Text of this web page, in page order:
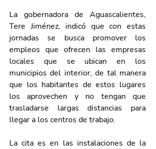
La gobernadora de Aguascalientes,
Tere Jiménez, indicó que con estas
jornadas se busca promover los
empleos que ofrecen las empresas
locales que se ubican en los
municipios del interior, de tal manera
que los habitantes de estos lugares
los aprovechen y no tengan que
trasladarse largas distancias para
llegar a los centros de trabajo.
La cita es en las instalaciones de la